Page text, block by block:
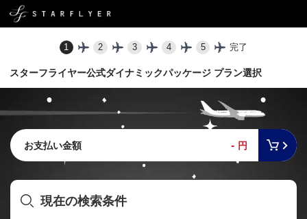
1 2 3 4 5 完了
スターフライヤー公式ダイナミックパッケージ プラン選択
お支払い金額 - 円
現在の検索条件